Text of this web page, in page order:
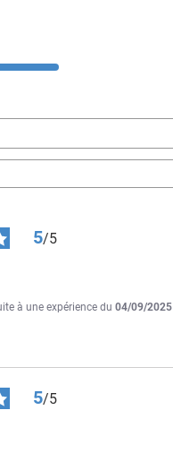
5/5
à une expérience du 04/09/2025
5/5